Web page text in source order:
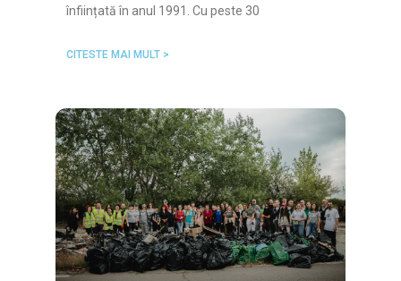
înființată în anul 1991. Cu peste 30
CITESTE MAI MULT >